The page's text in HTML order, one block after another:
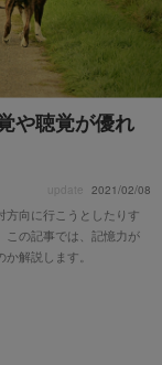
や聴覚が優れ
update 2021/02/08
方向に行こうとしたりす
この記事では、記憶力が
解説します。